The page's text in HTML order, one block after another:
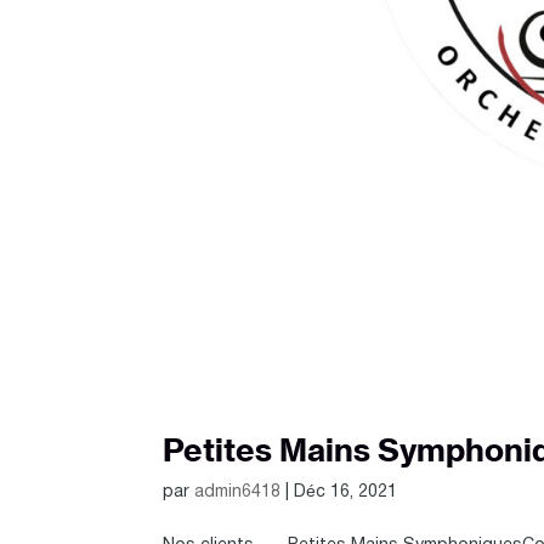
Petites Mains
par admin6418 Déc 16, 2021